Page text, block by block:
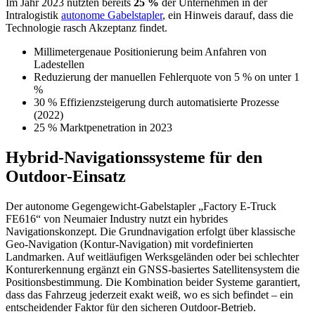
Intralogistik autonome Gabelstapler, ein Hinweis darauf, dass die
Technologie rasch Akzeptanz findet.
Millimetergenaue Positionierung beim Anfahren von
Ladestellen
Reduzierung der manuellen Fehlerquote von 5 % on unter 1
%
30 % Effizienzsteigerung durch automatisierte Prozesse
(2022)
25 % Marktpenetration in 2023
Hybrid-Navigationssysteme für den
Outdoor-Einsatz
Der autonome Gegengewicht-Gabelstapler „Factory E-Truck
FE616“ von Neumaier Industry nutzt ein hybrides
Navigationskonzept. Die Grundnavigation erfolgt über klassische
Geo-Navigation (Kontur-Navigation) mit vordefinierten
Landmarken. Auf weitläufigen Werksgeländen oder bei schlechter
Konturerkennung ergänzt ein GNSS-basiertes Satellitensystem die
Positionsbestimmung. Die Kombination beider Systeme garantiert,
dass das Fahrzeug jederzeit exakt weiß, wo es sich befindet – ein
entscheidender Faktor für den sicheren Outdoor-Betrieb.